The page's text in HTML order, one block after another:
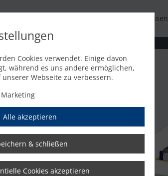
Abkantpressen
Cookies verwendet. Einige davon
während es uns andere ermöglichen,
Webseite zu verbessern.
Marketing
Alle akzeptieren
& schließen
Cookies akzeptieren